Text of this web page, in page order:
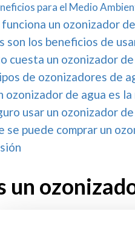
para el Medio
funciona un ozonizador
son los beneficios de
cuesta un ozonizador de
de ozonizadores de
ozonizador de agua es
usar un ozonizador
se puede comprar un
un
de agua es un